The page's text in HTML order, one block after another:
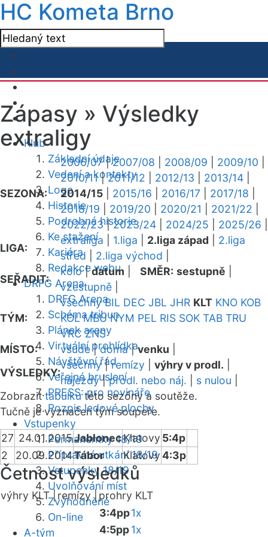
HC Kometa Brno
Klub
Základní údaje
Vedení a kontakty
Logo
Historie
Podrobná historie
Ke stažení
Kariéra
Redakce webu
DRFG Arena
DRFG Arena
Schéma tribun
Plánek areny
Virtuální prohlídka
Návštěvní řád
Veřejné bruslení
PRESS: pro novináře
Rozpis ledové plochy
Vstupenky
Permanentky 18/19
Přípravná utkání 18/19
Vstupenky 18/19
Uvolňování míst
Zvýhodněné
On-line
A-tým
Zápasy » Výsledky
extraligy
SEZONA:
2006/07|2007/08 2008/09 2009/10
2010/11|2011/12 2012/13 2013/14
2014/15
2015/16 2016/17 2017/18
2018/19
2019/20 2020/21 2021/22
2022/23|2023/24 2024/25 2025/26
LIGA:
extraliga 1.liga 2.liga západ
2.liga
střed
2.liga východ
SEŘADIT:
kolo|datum SMĚR: sestupně
vzestupně
TÝM:
všechny BIL DEC JBL JHR KLT KNO KOB
KOL MBU NYM PEL RIS SOK TAB TRU
VRC ZNS
MÍSTO:
všude|doma|venku
VÝSLEDKY:
všechny|remízy výhry v prodl.
nájezdy|prodl. nebo náj. s nulou
Zobrazittabulkutéto sezóny a soutěže.
Tučně je vyznačen tým soupeře.
27 24.01.2015JablonecKlatovy 5:4p
2
20.09.2014Tábor Klatovy4:3p
Četnost výsledků
výhry KLT | remízy | prohry KLT
3:4pp1x
4:5pp1x